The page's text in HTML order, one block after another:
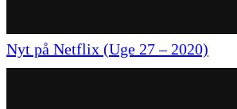
Nyt på Netflix (Uge 27 – 2020)